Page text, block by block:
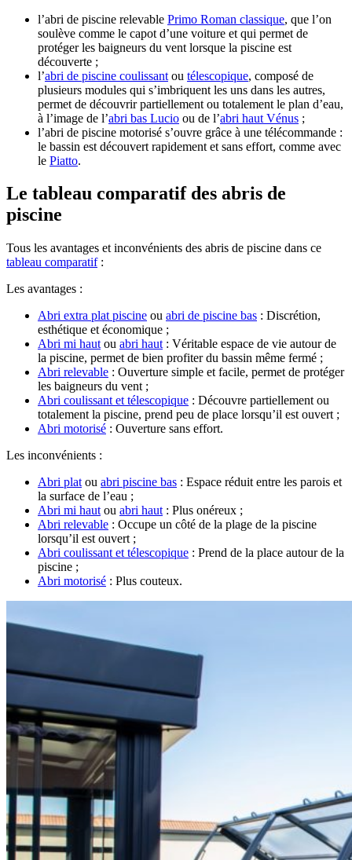
l’abri de piscine relevable Primo Roman classique, que l’on
soulève comme le capot d’une voiture et qui permet de
protéger les baigneurs du vent lorsque la piscine est
découverte ;
l’abri de piscine coulissant ou télescopique, composé de
plusieurs modules qui s’imbriquent les uns dans les autres,
permet de découvrir partiellement ou totalement le plan d’eau,
à l’image de l’abri bas Lucio ou de l’abri haut Vénus ;
l’abri de piscine motorisé s’ouvre grâce à une télécommande :
le bassin est découvert rapidement et sans effort, comme avec
le Piatto.
Le tableau comparatif des abris de
piscine
Tous les avantages et inconvénients des abris de piscine dans ce
tableau comparatif:
Les avantages :
Abri extra plat piscine ou abri de piscine bas : Discrétion,
esthétique et économique ;
Abri mi haut ou abri haut : Véritable espace de vie autour de
la piscine, permet de bien profiter du bassin même fermé ;
Abri relevable : Ouverture simple et facile, permet de protéger
les baigneurs du vent ;
Abri coulissant et télescopique : Découvre partiellement ou
totalement la piscine, prend peu de place lorsqu’il est ouvert ;
Abri motorisé : Ouverture sans effort.
Les inconvénients :
Abri plat ou abri piscine bas : Espace réduit entre les parois et
la surface de l’eau ;
Abri mi haut ou abri haut : Plus onéreux ;
Abri relevable : Occupe un côté de la plage de la piscine
lorsqu’il est ouvert ;
Abri coulissant et télescopique : Prend de la place autour de la
piscine ;
Abri motorisé : Plus couteux.